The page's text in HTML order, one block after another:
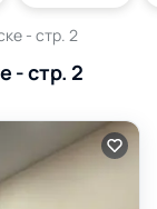
- стр. 2
- стр. 2